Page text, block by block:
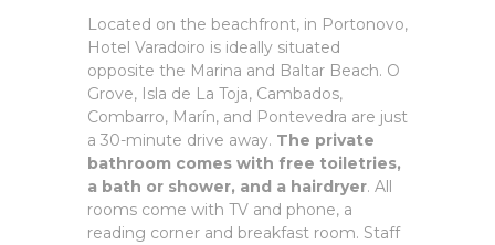
Located on the beachfront, in Portonovo,
Hotel Varadoiro is ideally situated
opposite the Marina and Baltar Beach. O
Grove, Isla de La Toja, Cambados,
Combarro, Marín, and Pontevedra are just
a 30-minute drive away. The private
bathroom comes with free toiletries,
a bath or shower, and a hairdryer. All
rooms come with TV and phone, a
reading corner and breakfast room. Staff